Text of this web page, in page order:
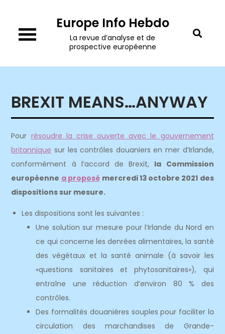
content
Europe Info Hebdo
La revue d’analyse et de
prospective européenne
BREXIT MEANS…ANYWAY
Pour résoudre la crise ouverte avec le gouvernement
britannique sur les contrôles douaniers en mer d’Irlande,
conformément à l’accord de Brexit, la Commission
européenne a proposé mercredi 13 octobre 2021 des
dispositions sur mesure.
Les dispositions sont les suivantes :
Une solution sur mesure pour l’Irlande du Nord en
ce qui concerne les denrées alimentaires, la santé
des végétaux et la santé animale (à savoir les
«questions sanitaires et phytosanitaires»), qui
entraîne une réduction d’environ 80 % des
contrôles.
Des formalités douanières souples pour faciliter la
circulation des marchandises de Grande-